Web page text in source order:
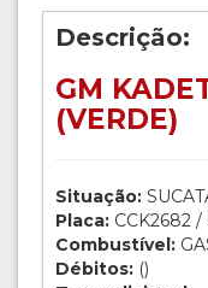
Descrição:
GM
(VERDE)
Situação:
Placa: CCK2682 /
Combustível:
Débitos: ()